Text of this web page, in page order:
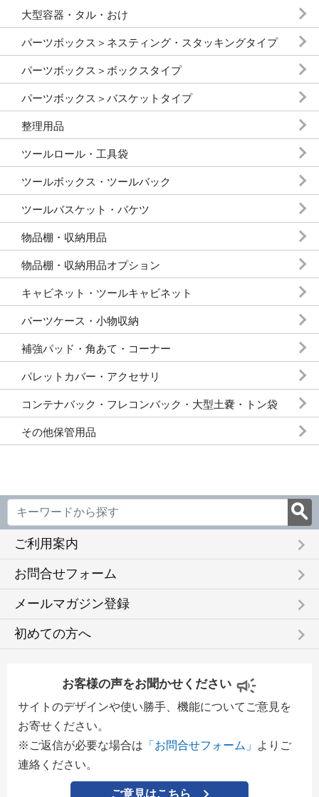
大型容器・タル・おけ
パーツボックス＞ネスティング・スタッキングタイプ
パーツボックス＞ボックスタイプ
パーツボックス＞バスケットタイプ
整理用品
ツールロール・工具袋
ツールボックス・ツールバック
ツールバスケット・バケツ
物品棚・収納用品
物品棚・収納用品オプション
キャビネット・ツールキャビネット
パーツケース・小物収納
補強パッド・角あて・コーナー
パレットカバー・アクセサリ
コンテナバック・フレコンバック・大型土嚢・トン袋
その他保管用品
ご利用案内 keyboard_arrow_right
お問合せフォーム keyboard_arrow_right
メールマガジン登録 keyboard_arrow_right
初めての方へ keyboard_arrow_right
お客様の声をお聞かせください
サイトのデザインや使い勝手、機能についてご意見を
お寄せください。
※ご返信が必要な場合は 「お問合せフォーム」
よりご
連絡ください。
ご意見はこちら